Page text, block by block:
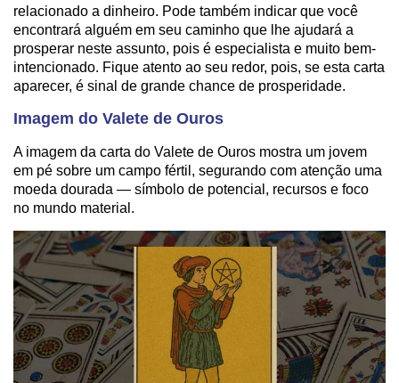
relacionado a dinheiro. Pode também indicar que você
encontrará alguém em seu caminho que lhe ajudará a
prosperar neste assunto, pois é especialista e muito bem-
intencionado. Fique atento ao seu redor, pois, se esta carta
aparecer, é sinal de grande chance de prosperidade.
Imagem do Valete de Ouros
A imagem da carta do Valete de Ouros mostra um jovem
em pé sobre um campo fértil, segurando com atenção uma
moeda dourada — símbolo de potencial, recursos e foco
no mundo material.